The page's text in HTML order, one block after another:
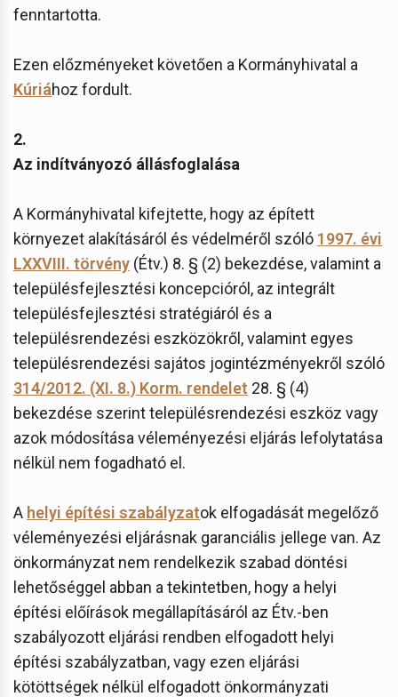
fenntartotta.
Ezen előzményeket követően a Kormányhivatal a
Kúriához fordult.
2.
Az indítványozó állásfoglalása
A Kormányhivatal kifejtette, hogy az épített
környezet alakításáról és védelméről szóló 1997. évi
LXXVIII. törvény (Étv.) 8. § (2) bekezdése, valamint a
településfejlesztési koncepcióról, az integrált
településfejlesztési stratégiáról és a
településrendezési eszközökről, valamint egyes
településrendezési sajátos jogintézményekről szóló
314/2012. (XI. 8.) Korm. rendelet 28. § (4)
bekezdése szerint településrendezési eszköz vagy
azok módosítása véleményezési eljárás lefolytatása
nélkül nem fogadható el.
A helyi építési szabályzatok elfogadását megelőző
véleményezési eljárásnak garanciális jellege van. Az
önkormányzat nem rendelkezik szabad döntési
lehetőséggel abban a tekintetben, hogy a helyi
építési előírások megállapításáról az Étv.-ben
szabályozott eljárási rendben elfogadott helyi
építési szabályzatban, vagy ezen eljárási
kötöttségek nélkül elfogadott önkormányzati